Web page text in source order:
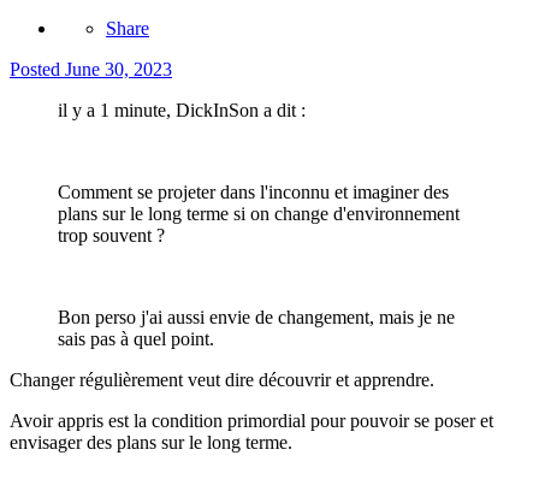
Share
Posted June 30, 2023
il y a 1 minute, DickInSon a dit :
Comment se projeter dans l'inconnu et imaginer des
plans sur le long terme si on change d'environnement
trop souvent ?
Bon perso j'ai aussi envie de changement, mais je ne
sais pas à quel point.
Changer régulièrement veut dire découvrir et apprendre.
Avoir appris est la condition primordial pour pouvoir se poser et
envisager des plans sur le long terme.